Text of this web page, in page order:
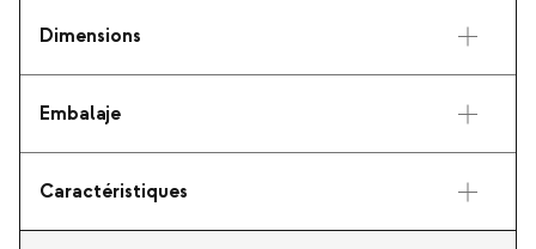
Dimensions
Embalaje
Caractéristiques